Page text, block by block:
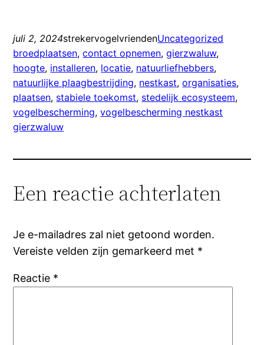
juli 2, 2024strekervogelvriendenUncategorized
broedplaatsen, contact opnemen, gierzwaluw
hoogte, installeren, locatie, natuurliefhebbers
natuurlijke plaagbestrijding, nestkast, organisaties
plaatsen, stabiele toekomst, stedelijk ecosysteem
vogelbescherming, vogelbescherming nestkast
gierzwaluw
Een reactie achterlaten
Je e-mailadres zal niet getoond worden.
Vereiste velden zijn gemarkeerd met *
Reactie *